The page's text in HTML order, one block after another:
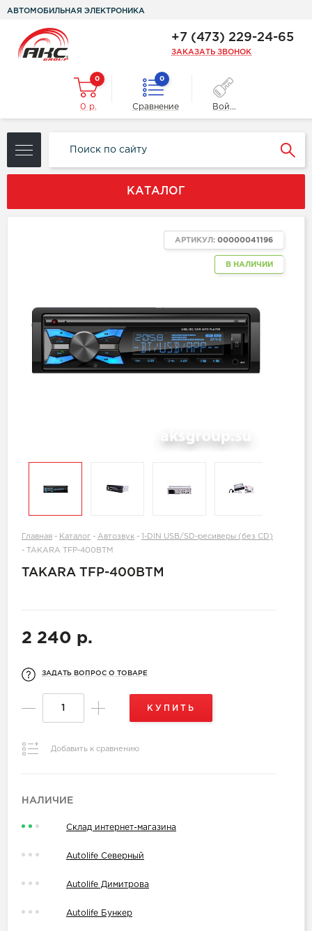
АВТОМОБИЛЬНАЯ ЭЛЕКТРОНИКА
+7 (473) 229-24-65
ЗАКАЗАТЬ ЗВОНОК
0
0 р.
0
Сравнение Войти
КАТАЛОГ
В НАЛИЧИИ
АРТИКУЛ: 00000041196
Главная - Каталог - Автозвук -
1-DIN USB/SD-ресиверы (без CD)
-
TAKARA TFP-400BTM
TAKARA TFP-400BTM
2 240 р.
ЗАДАТЬ ВОПРОС О ТОВАРЕ
КУПИТЬ
Добавить к сравнению
НАЛИЧИЕ
Склад интернет-магазина
Autolife Северный
Autolife Димитрова
Autolife Бункер